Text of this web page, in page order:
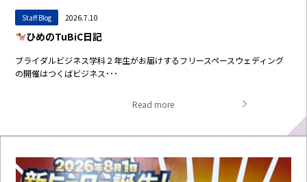
Staff Blog 2026.7.10
ひめのTuBiC日記
ブライダルビジネス学科２年生がお届けするフリースペースウェディング
の開催はつくばビジネス･･･
Read more